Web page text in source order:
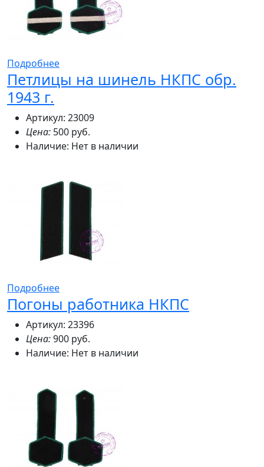
Подробнее
Петлицы на шинель НКПС обр.
1943 г.
Артикул: 23009
Цена: 500 руб.
Наличие: Нет в наличии
Подробнее
Погоны работника НКПС
Артикул: 23396
Цена:900 руб.
Наличие: Нет в наличии